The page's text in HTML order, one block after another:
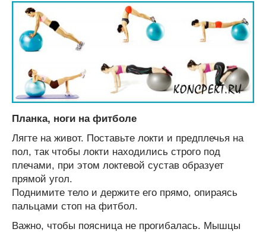
Планка, ноги на фитболе
Лягте на живот. Поставьте локти и предплечья на
пол, так чтобы локти находились строго под
плечами, при этом локтевой сустав образует
прямой угол.
Поднимите тело и держите его прямо, опираясь
пальцами стоп на фитбол.
Важно, чтобы поясница не прогибалась. Мышцы